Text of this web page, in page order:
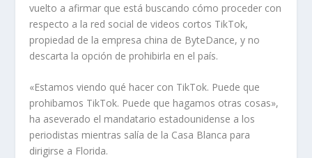
vuelto a afirmar que está buscando cómo proceder con
respecto a la red social de videos cortos TikTok,
propiedad de la empresa china de ByteDance, y no
descarta la opción de prohibirla en el país.
«Estamos viendo qué hacer con TikTok. Puede que
prohibamos TikTok. Puede que hagamos otras cosas»,
ha aseverado el mandatario estadounidense a los
periodistas mientras salía de la Casa Blanca para
dirigirse a Florida.